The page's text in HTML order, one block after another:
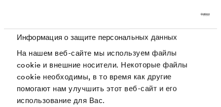
Информация о защите персональных данных
На нашем веб-сайте мы используем файлы
cookie и внешние носители. Некоторые файлы
cookie необходимы, в то время как другие
помогают нам улучшить этот веб-сайт и его
использование для Вас.
DELTA®-MULTI-BAND
Универсальная лента для проклейки гидро- и
пароизоляционных плёнок, уплотнения кровельных
проходок и ремонта повреждений плёнки.